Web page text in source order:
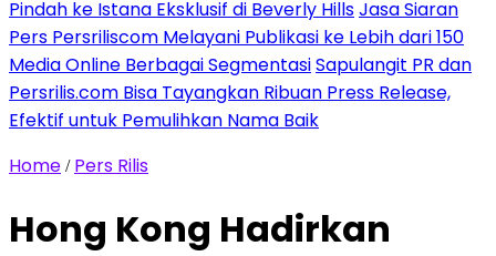
Pindah ke Istana Eksklusif di Beverly HillsJasa Siaran
Pers Persriliscom Melayani Publikasi ke Lebih dari 150
Media Online Berbagai SegmentasiSapulangit PR dan
Persrilis.com Bisa Tayangkan Ribuan Press Release,
Efektif untuk Pemulihkan Nama Baik
Home / Pers Rilis
Hong Kong Hadirkan